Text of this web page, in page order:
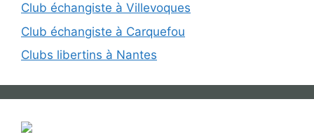
Club échangiste à Villevoques
Club échangiste à Carquefou
Clubs libertins à Nantes